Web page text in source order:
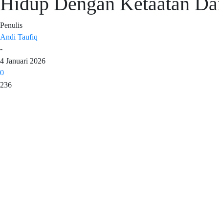
Penulis
Andi Taufiq
-
4 Januari 2026
0
236